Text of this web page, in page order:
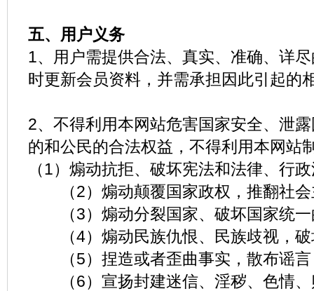
五、用户义务
1、用户需提供合法、真实、准确、详
时更新会员资料，并需承担因此引起的
2、不得利用本网站危害国家安全、泄
的和公民的合法权益，不得利用本网站
（1）煽动抗拒、破坏宪法和法律、行
（2）煽动颠覆国家政权，推翻社会
（3）煽动分裂国家、破坏国家统一
（4）煽动民族仇恨、民族歧视，破
（5）捏造或者歪曲事实，散布谣言
（6）宣扬封建迷信、淫秽、色情、